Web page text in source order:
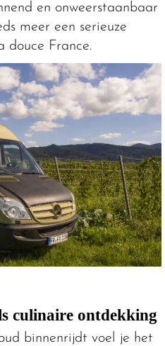
en onweerstaanbaar
meer een serieuze
douce France.
culinaire ontdekking
binnenrijdt voel je het